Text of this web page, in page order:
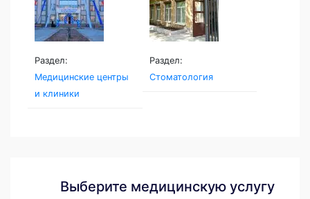
Раздел:
Медицинские центры
и клиники
Раздел:
Стоматология
Выберите медицинскую услугу